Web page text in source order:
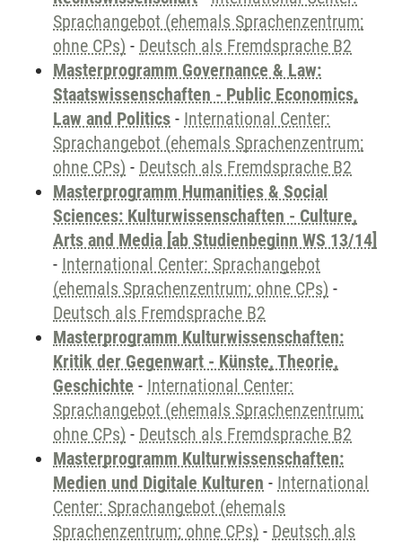
Sprachangebot (ehemals Sprachenzentrum;
ohne CPs) - Deutsch als Fremdsprache B2
Masterprogramm Governance & Law:
Staatswissenschaften - Public Economics,
Law and Politics - International Center:
Sprachangebot (ehemals Sprachenzentrum;
ohne CPs) - Deutsch als Fremdsprache B2
Masterprogramm Humanities & Social
Sciences: Kulturwissenschaften - Culture,
Arts and Media [ab Studienbeginn WS 13/14]
- International Center: Sprachangebot
(ehemals Sprachenzentrum; ohne CPs) -
Deutsch als Fremdsprache B2
Masterprogramm Kulturwissenschaften:
Kritik der Gegenwart - Künste, Theorie,
Geschichte - International Center:
Sprachangebot (ehemals Sprachenzentrum;
ohne CPs) - Deutsch als Fremdsprache B2
Masterprogramm Kulturwissenschaften:
Medien und Digitale Kulturen - International
Center: Sprachangebot (ehemals
Sprachenzentrum; ohne CPs) - Deutsch als